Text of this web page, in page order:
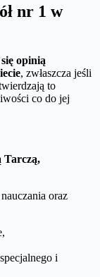
nr 1 w
opinią
, zwłaszcza jeśli
to
co do jej
Tarczą,
oraz
i